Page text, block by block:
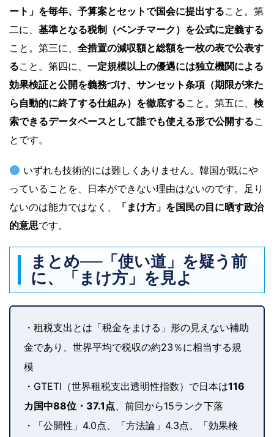
ート」を毎年、予算案とセットで国会に提出すること。第
二に、 基準となる税制（ベンチマーク）を公式に定義する
こと。第三に、 全措置の減収額と総額を一枚の表で公表す
ること。第四に、 一定規模以上の優遇には独立機関による
効果検証と公開を義務づけ、サンセット条項（期限が来た
ら自動的に終了する仕組み）を徹底すること。第五に、 検
索できるデータベースとして誰でも使える形で公開するこ
とです。
いずれも技術的には難しくありません。韓国が既にや
っていることを、日本ができない理由はないのです。足り
ないのは能力ではなく、
「まけ方」を国民の目に晒す政治
的意思です。
まとめ──「使い道」を疑う前
に、「まけ方」を見よ
・租税支出とは「税金をまける」形の見えない補助
金であり、世界平均で税収の約23％に相当する規
模
・GTETI（世界租税支出透明性指数）で日本は116
カ国中88位・37.1点、前回から15ランク下落
・「公開性」4.0点、「方法論」4.3点、「効果検